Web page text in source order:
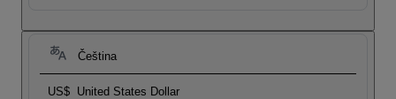
Čeština
US$ United States Dollar